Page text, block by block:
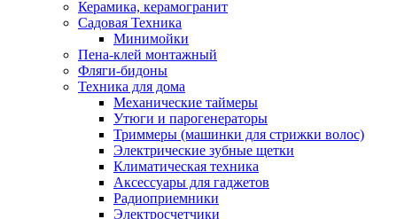
Керамика, керамогранит
Садовая Техника
Минимойки
Пена-клей монтажный
Фляги-бидоны
Техника для дома
Механические таймеры
Утюги и парогенераторы
Триммеры (машинки для стрижки волос)
Электрические зубные щетки
Климатическая техника
Аксессуары для гаджетов
Радиоприемники
Электросчетчики